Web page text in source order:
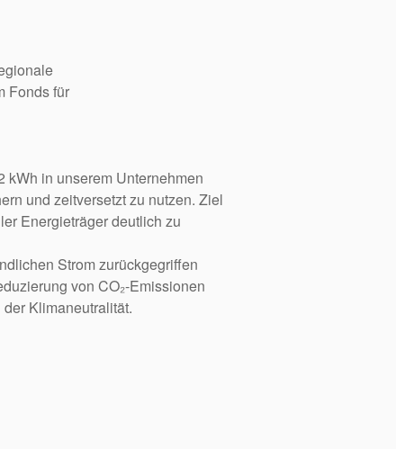
Fonds für
kWh in unserem Unternehmen
und zeitversetzt zu nutzen. Ziel
Energieträger deutlich zu
Strom zurückgegriffen
von CO₂-Emissionen
Klimaneutralität.